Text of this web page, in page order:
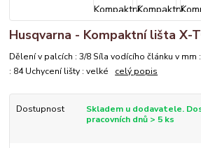
Husqvarna - Kompaktní lišta X-
Dělení v palcích : 3/8 Síla vodícího článku v mm
: 84 Uchycení lišty : velké celý popis
Dostupnost
Skladem u dodavatele.
pracovních dnů > 5 ks